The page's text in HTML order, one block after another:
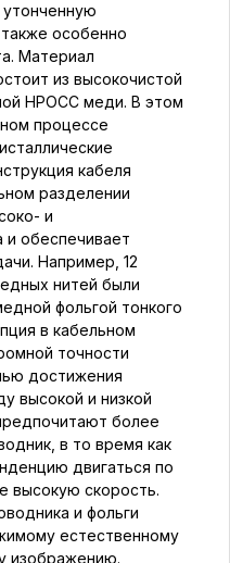
утонченную
особенно
Материал
из высокочистой
HPOCC меди. В этом
процессе
кабеля
разделении
и
и обеспечивает
Например, 12
нитей были
фольгой тонкого
в кабельном
точности
достижения
высокой и низкой
более
в то время как
двигаться по
высокую скорость.
и фольги
естественному
изображению.